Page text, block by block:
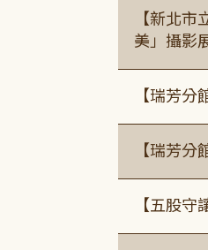
【新北
美」攝影
【瑞芳
【瑞芳
【五股